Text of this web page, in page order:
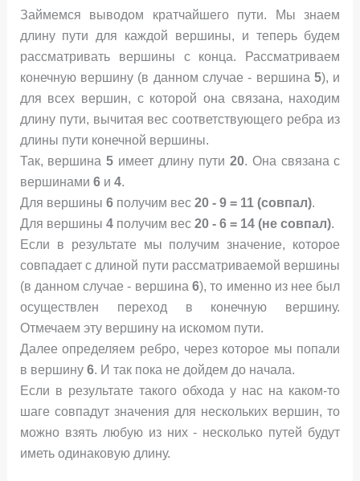
Займемся выводом кратчайшего пути. Мы знаем
длину пути для каждой вершины, и теперь будем
рассматривать вершины с конца. Рассматриваем
конечную вершину (в данном случае - вершина5), и
для всех вершин, с которой она связана, находим
длину пути, вычитая вес соответствующего ребра из
длины пути конечной вершины.
Так, вершина5 имеет длину пути 20. Она связана с
вершинами 6и 4.
Для вершины 6получим вес 20 - 9 = 11 (совпал).
Для вершины 4получим вес 20 - 6 = 14 (не совпал).
Если в результате мы получим значение, которое
совпадает с длиной пути рассматриваемой вершины
(в данном случае - вершина 6), то именно из нее был
осуществлен переход в конечную вершину.
Отмечаем эту вершину на искомом пути.
Далее определяем ребро, через которое мы попали
в вершину 6. И так пока не дойдем до начала.
Если в результате такого обхода у нас на каком-то
шаге совпадут значения для нескольких вершин, то
можно взять любую из них - несколько путей будут
иметь одинаковую длину.